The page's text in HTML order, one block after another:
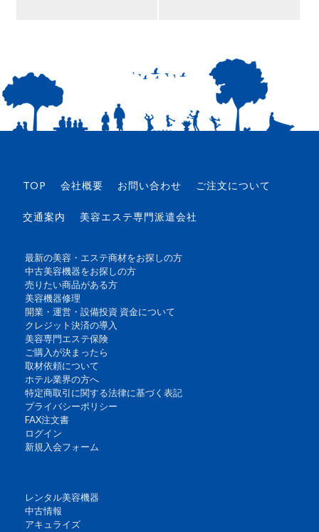
TOP 会社概要 お問い合わせ ご注文について
交通案内 美容エステ専門派遣会社
最新の美容・エステ商材をお探しの方
中古美容機器をお探しの方
売りたい商品がある方
美容機器修理
開業・運営・設備投資 資金について
クレジット決済の導入
美容専門エステ保険
ご購入が決まったら
取材依頼について
ホテル業界の方へ
特定商取引に関する法律に基づく表記
プライバシーポリシー
FAX注文書
ログイン
新規入会フォーム
レンタル美容機器
中古情報
アキュライズ